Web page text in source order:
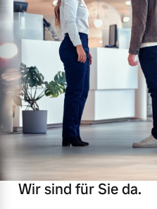
Wir sind für Sie da.